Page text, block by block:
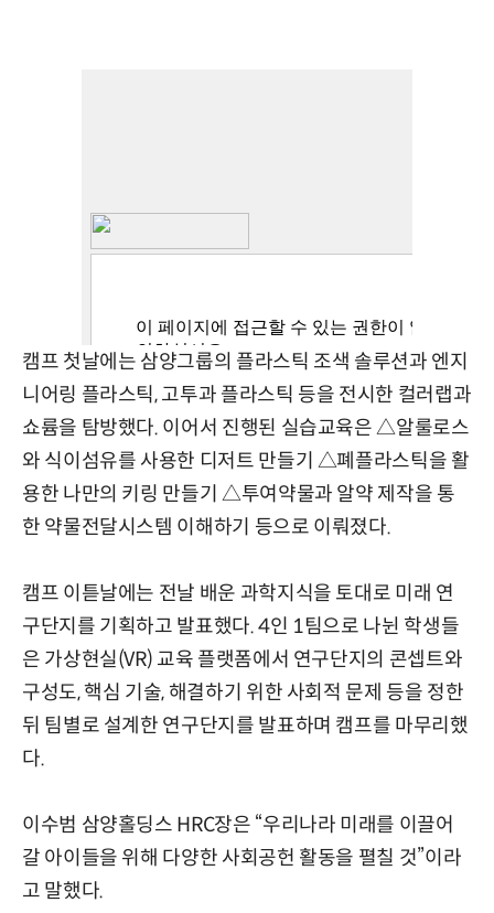
캠프 첫날에는 삼양그룹의 플라스틱 조색 솔루션과 엔지
니어링 플라스틱, 고투과 플라스틱 등을 전시한 컬러랩과
쇼륨을 탐방했다. 이어서 진행된 실습교육은 △알룰로스
와 식이섬유를 사용한 디저트 만들기 △폐플라스틱을 활
용한 나만의 키링 만들기 △투여약물과 알약 제작을 통
한 약물전달시스템 이해하기 등으로 이뤄졌다.
캠프 이튿날에는 전날 배운 과학지식을 토대로 미래 연
구단지를 기획하고 발표했다. 4인 1팀으로 나뉜 학생들
은 가상현실(VR) 교육 플랫폼에서 연구단지의 콘셉트와
구성도, 핵심 기술, 해결하기 위한 사회적 문제 등을 정한
뒤 팀별로 설계한 연구단지를 발표하며 캠프를 마무리했
다.
이수범 삼양홀딩스 HRC장은 “우리나라 미래를 이끌어
갈 아이들을 위해 다양한 사회공헌 활동을 펼칠 것”이라
고 말했다.